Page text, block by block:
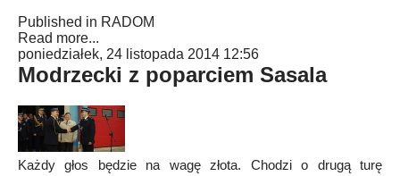
Published in RADOM
Read more...
poniedziałek, 24 listopada 2014 12:56
Modrzecki z poparciem Sasala
Każdy głos będzie na wagę złota. Chodzi o drugą turę